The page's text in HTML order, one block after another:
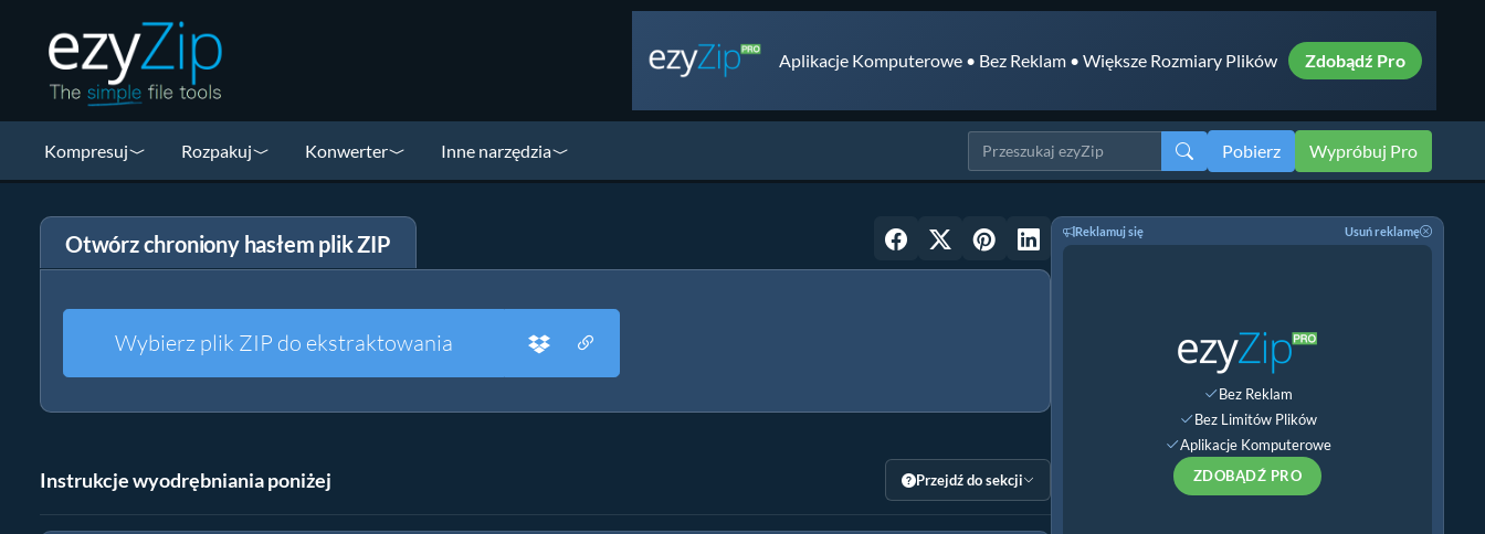
Aplikacje Komputerowe • Bez Reklam • Większe Rozmiary Plików Zdobądź Pro
Kompresuj Rozpakuj Konwerter Inne narzędzia Pobierz Wypróbuj Pro
Otwórz chroniony hasłem plik ZIP
Wybierz plik ZIP do ekstraktowania
Instrukcje wyodrębniania poniżej Przejdź do sekcji
Reklamuj się Usuń reklamę
Bez Reklam
Bez Limitów Plików
Aplikacje Komputerowe
ZDOBĄDŹ PRO